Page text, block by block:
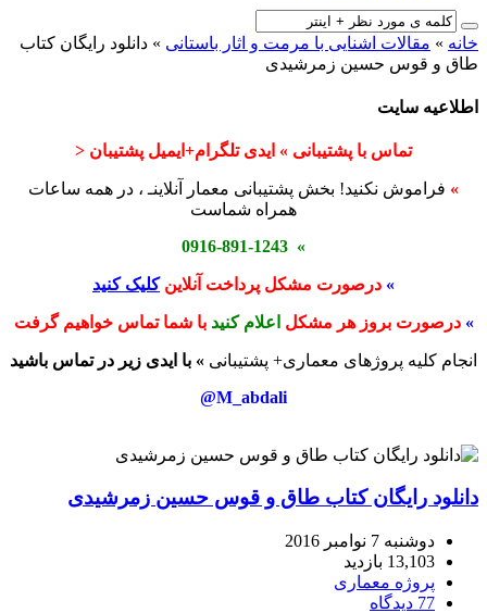
خانه » مقالات اشنایی با مرمت و اثار باستانی » دانلود رایگان کتاب
طاق و قوس حسین زمرشیدی
اطلاعیه سایت
تماس با پشتیبانی » ایدی تلگرام+ایمیل پشتیبان <
» فراموش نکنید! بخش پشتیبانی معمار آنلاینـ ، در همه ساعات
همراه شماست
» 0916-891-1243
» درصورت مشکل پرداخت آنلاینکلیک کنید
» درصورت بروز هر مشکل اعلام کنید با شما تماس خواهیم گرفت
انجام کلیه پروژهای معماری+ پشتیبانی » با ایدی زیر در تماس باشید
M_abdali@
دانلود رایگان کتاب طاق و قوس حسین زمرشیدی
دوشنبه 7 نوامبر 2016
13,103 بازدید
پروژه معماری
77 دیدگاه